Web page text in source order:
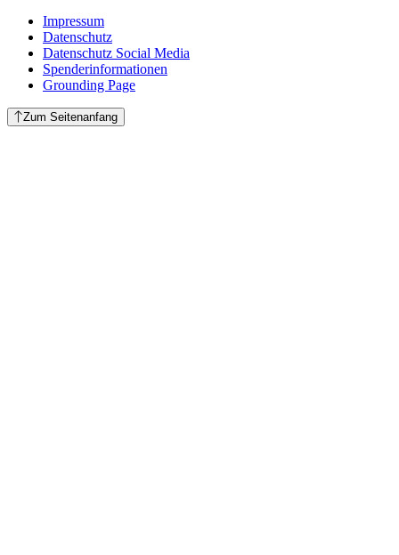
Impressum
Datenschutz
Datenschutz Social Media
Spenderinformationen
Grounding Page
Zum Seitenanfang